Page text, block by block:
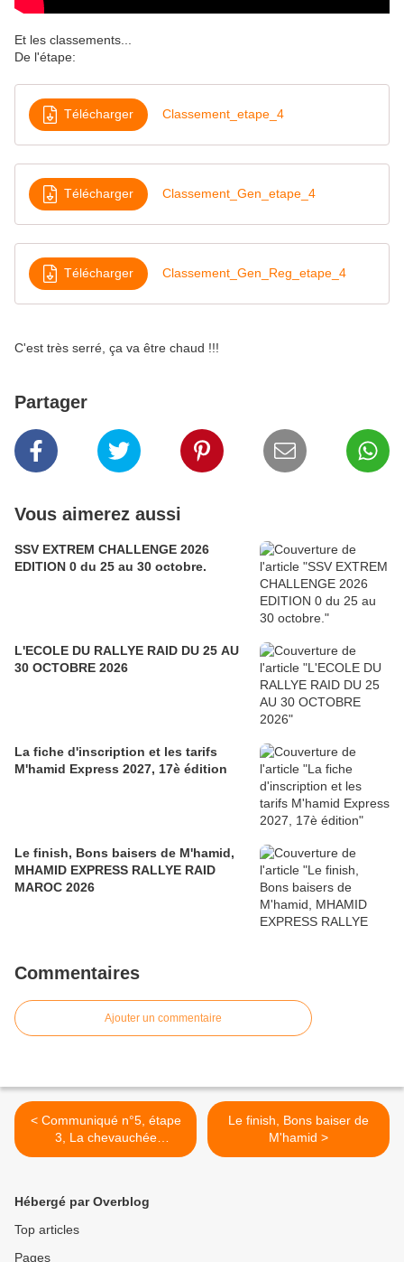
Et les classements...
De l'étape:
Télécharger Classement_etape_4
Télécharger Classement_Gen_etape_4
Télécharger Classement_Gen_Reg_etape_4
C'est très serré, ça va être chaud !!!
Partager
Vous aimerez aussi
SSV EXTREM CHALLENGE 2026
EDITION 0 du 25 au 30 octobre.
L'ECOLE DU RALLYE RAID DU 25 AU
30 OCTOBRE 2026
La fiche d'inscription et les tarifs
M'hamid Express 2027, 17è édition
Le finish, Bons baisers de M'hamid,
MHAMID EXPRESS RALLYE RAID
MAROC 2026
Commentaires
Ajouter un commentaire
< Communiqué n°5, étape
3, La chevauchée
Désertique, M'hamid
Le finish, Bons baiser de
M'hamid >
Hébergé par Overblog
Top articles
Pages